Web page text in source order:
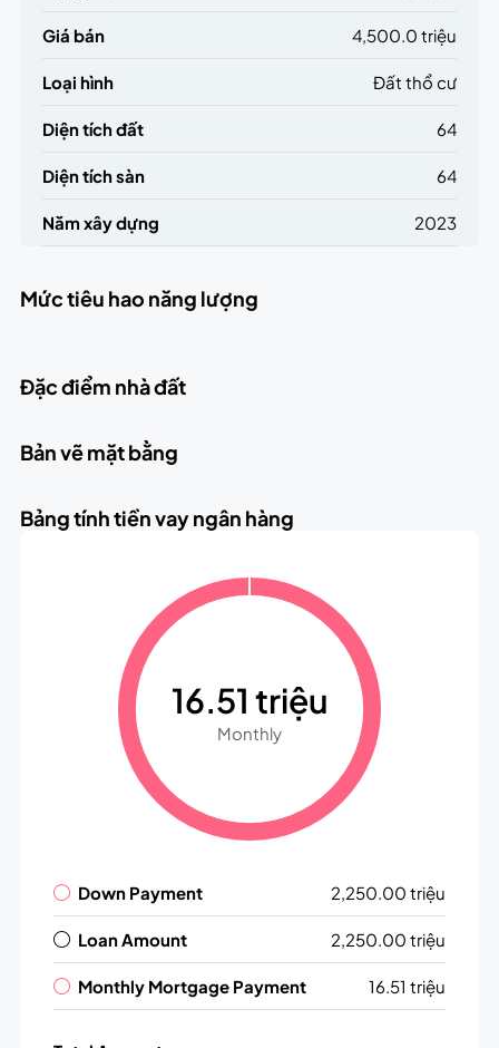
Giá bán 4,500.0 triệu
Loại hình Đất thổ cư
Diện tích đất 64
Diện tích sàn 64
Năm xây dựng 2023
Mức tiêu hao năng lượng
Đặc điểm nhà đất
Bản vẽ mặt bằng
Bảng tính tiền vay ngân hàng
16.51 triệu
Monthly
Down Payment 2,250.00 triệu
Loan Amount 2,250.00 triệu
Monthly Mortgage Payment 16.51 triệu